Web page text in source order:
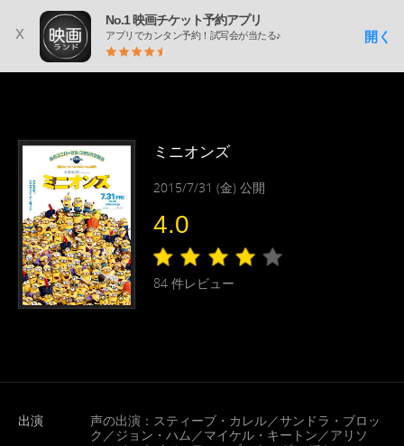
x
No.1 映画チケット予約アプリ
アプリでカンタン予約！試写会が当たる♪ 開く
ミニオンズ
2015/7/31 (金) 公開
4.0
84 件レビュー
出演
声の出演：スティーブ・カレル／サンドラ・ブロッ
ク／ジョン・ハム／マイケル・キートン／アリソ